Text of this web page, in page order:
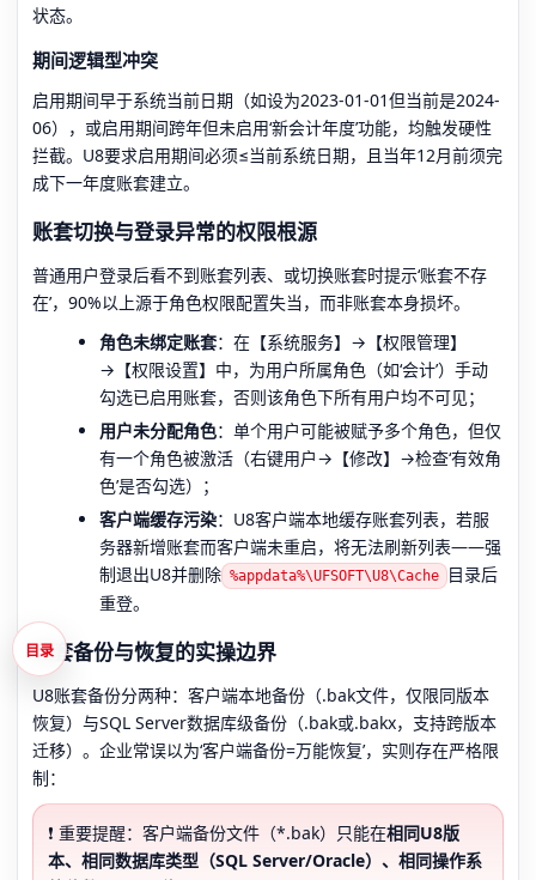
状态。
期间逻辑型冲突
启用期间早于系统当前日期（如设为2023-01-01但当前是2024-
06），或启用期间跨年但未启用‘新会计年度’功能，均触发硬性
拦截。U8要求启用期间必须≤当前系统日期，且当年12月前须完
成下一年度账套建立。
账套切换与登录异常的权限根源
普通用户登录后看不到账套列表、或切换账套时提示‘账套不存
在’，90%以上源于角色权限配置失当，而非账套本身损坏。
角色未绑定账套：在【系统服务】→【权限管理】
→【权限设置】中，为用户所属角色（如‘会计’）手动
勾选已启用账套，否则该角色下所有用户均不可见；
用户未分配角色：单个用户可能被赋予多个角色，但仅
有一个角色被激活（右键用户→【修改】→检查‘有效角
色’是否勾选）；
客户端缓存污染：U8客户端本地缓存账套列表，若服
务器新增账套而客户端未重启，将无法刷新列表——强
制退出U8并删除 %appdata%\UFSOFT\U8\Cache
目录后
重登。
账套备份与恢复的实操边界
U8账套备份分两种：客户端本地备份（.bak文件，仅限同版本
恢复）与SQL Server数据库级备份（.bak或.bakx，支持跨版本
迁移）。企业常误以为‘客户端备份=万能恢复’，实则存在严格限
制：
❗ 重要提醒：客户端备份文件（*.bak）只能在相同U8版
本、相同数据库类型（SQL Server/Oracle）、相同操作系
目录